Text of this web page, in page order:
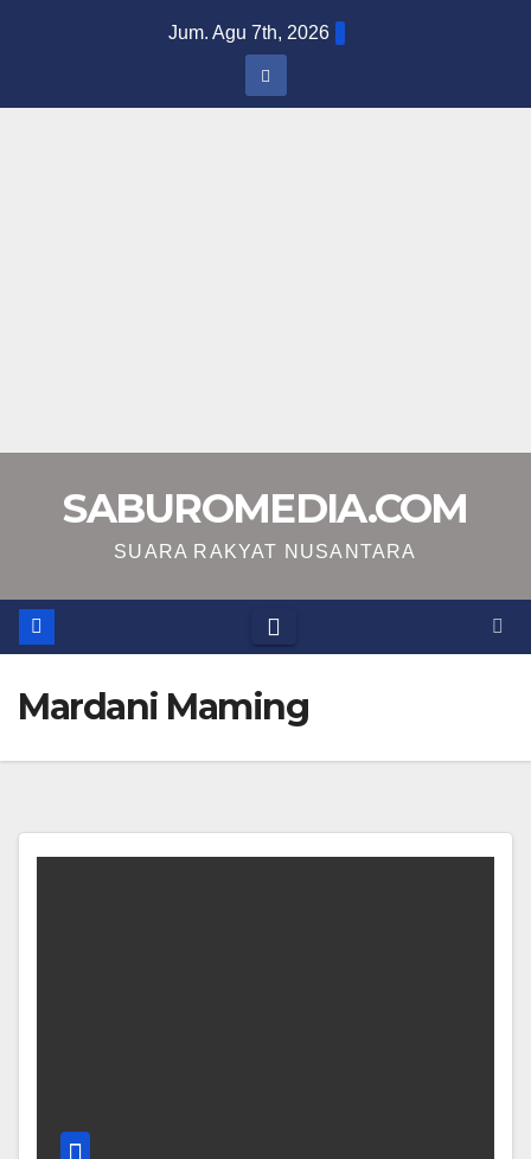
Jum. Agu 7th, 2026
SABUROMEDIA.COM
SUARA RAKYAT NUSANTARA
Mardani Maming